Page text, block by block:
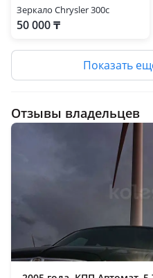
Зеркало Chrysler 300c
50 000 ₸
Показать
Отзывы владельцев